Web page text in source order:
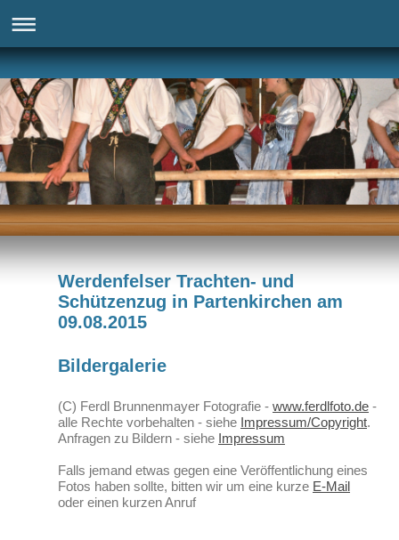
Werdenfelser Trachten- und
Schützenzug in Partenkirchen am
09.08.2015
Bildergalerie
(C) Ferdl Brunnenmayer Fotografie - www.ferdlfoto.de -
alle Rechte vorbehalten - siehe Impressum/Copyright.
Anfragen zu Bildern - siehe Impressum
Falls jemand etwas gegen eine Veröffentlichung eines
Fotos haben sollte, bitten wir um eine kurze E-Mail
oder einen kurzen Anruf